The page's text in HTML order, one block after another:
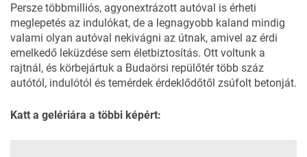
Persze többmilliós, agyonextrázott autóval is érheti
meglepetés az indulókat, de a legnagyobb kaland mindig
valami olyan autóval nekivágni az útnak, amivel az érdi
emelkedő leküzdése sem életbiztosítás. Ott voltunk a
rajtnál, és körbejártuk a Budaörsi repülőtér több száz
autótól, indulótól és temérdek érdeklődőtől zsúfolt betonját.
Katt a gelériára a többi képért: